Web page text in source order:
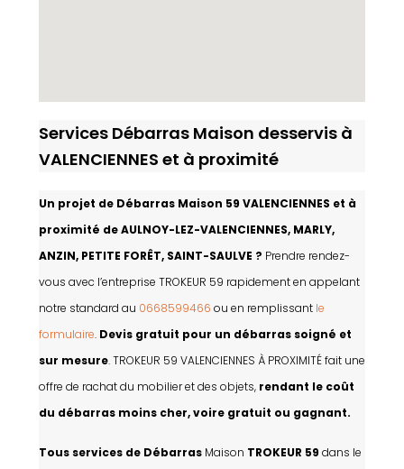
Services Débarras Maison desservis à
VALENCIENNES et à proximité
Un projet de Débarras Maison 59 VALENCIENNES et à
proximité de AULNOY-LEZ-VALENCIENNES, MARLY,
ANZIN, PETITE FORÊT, SAINT-SAULVE ? Prendre rendez-
vous avec l’entreprise TROKEUR 59 rapidement en appelant
notre standard au 0668599466 ou en remplissant le
formulaire. Devis gratuit pour un débarras soigné et
sur mesure. TROKEUR 59 VALENCIENNES À PROXIMITÉ fait une
offre de rachat du mobilier et des objets, rendant le coût
du débarras moins cher, voire gratuit ou gagnant.
Tous services de Débarras Maison TROKEUR 59 dans le